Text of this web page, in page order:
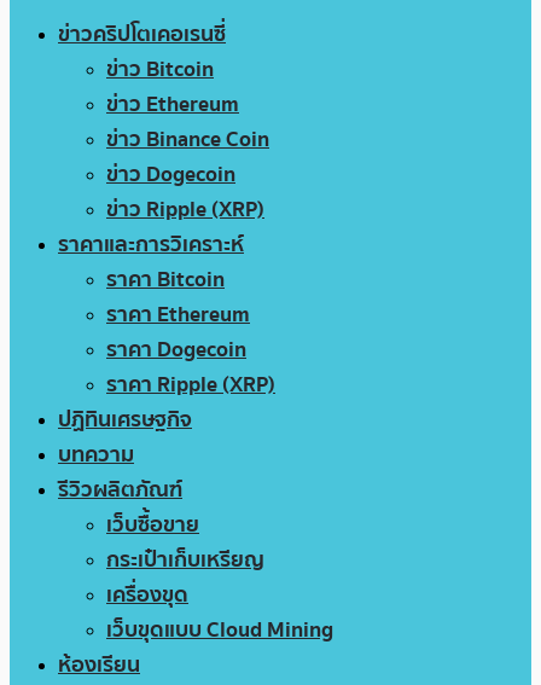
ข่าวคริปโตเคอเรนซี่
ข่าว Bitcoin
ข่าว Ethereum
ข่าว Binance Coin
ข่าว Dogecoin
ข่าว Ripple (XRP)
ราคาและการวิเคราะห์
ราคา Bitcoin
ราคา Ethereum
ราคา Dogecoin
ราคา Ripple (XRP)
ปฏิทินเศรษฐกิจ
บทความ
รีวิวผลิตภัณฑ์
เว็บซื้อขาย
กระเป๋าเก็บเหรียญ
เครื่องขุด
เว็บขุดแบบ Cloud Mining
ห้องเรียน